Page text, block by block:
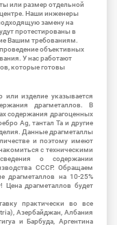
или размер отдельной
Наши инженеры
замену на
протестированы в
Вашим требованиям.
объективных
У нас работают
которые готовы
изделие указывается
драгметаллов. В
содержания драгоценных
Ag, тантал Ta и другие
Данные драгметаллы
и поэтому имеют
с техническими
о содержании
СССР. Обращаем
драгметаллов на 10-25%
Цена драгметаллов будет
практически во все
Азербайджан, Албания
и Барбуда, Аргентина